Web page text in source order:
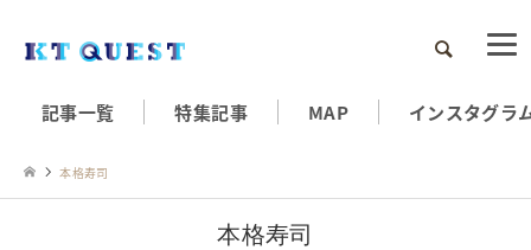
検索
記事一覧 特集記事 MAP インスタグラ
本格寿司
本格寿司